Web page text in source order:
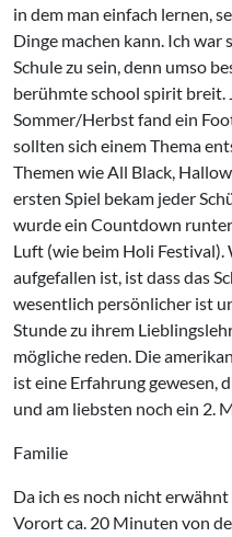
in dem man einfach lernen,
Dinge machen kann. Ich war
Schule zu sein, denn umso
berühmte school spirit breit.
Sommer/Herbst fand ein
sollten sich einem Thema
Themen wie All Black,
ersten Spiel bekam jeder
wurde ein Countdown
Luft (wie beim Holi
aufgefallen ist, ist dass das
wesentlich persönlicher ist
Stunde zu ihrem
mögliche reden. Die
ist eine Erfahrung gewesen,
und am liebsten noch ein 2.
Familie
Da ich es noch nicht
Vorort ca. 20 Minuten von